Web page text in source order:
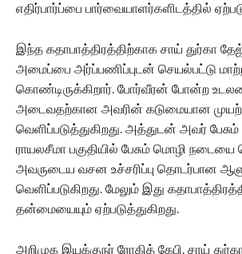
எதிர்பார்ப்பை பார்வையாளர்களிடத்தில்
இந்த கதாபாத்திரத்திற்காக சாய் துர்கா
அமைப்பை அர்ப்பணிப்புடன் செயல்பட்டு
கொண்டிருக்கிறார். போர்வீரன் போன்ற
அடைவதற்கான அவரின் கடுமையான
வெளிப்படுத்துகிறது. அத்துடன் அவர்
ராயலசீமா பகுதியில் பேசும் மொழி
அவருடைய வசன உச்சரிப்பு தொடர்பான
வெளிப்படுகிறது. மேலும் இது
தன்மையையும் ஏற்படுத்துகிறது.
அறிமுக இயக்குநர் ரோகித் கேபி, சாய்